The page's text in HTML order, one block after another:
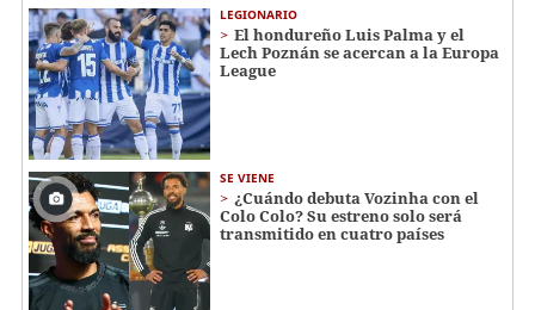
LEGIONARIO
El hondureño Luis Palma y el
Lech Poznán se acercan a la Europa
League
SE VIENE
¿Cuándo debuta Vozinha con el
Colo Colo? Su estreno solo será
transmitido en cuatro países